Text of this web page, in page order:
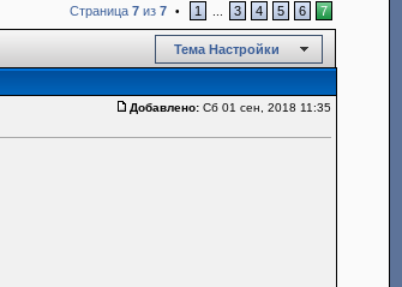
Страница 7из 7 • 1 3 4 5 6 7
Тема Настройки
Добавлено:Сб 01 сен, 2018 11:35